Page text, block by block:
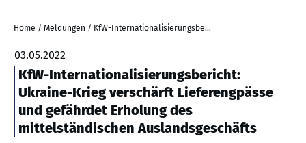
Home / Meldungen / KfW-Internationalisierungsbericht: Ukraine-Krieg verschärft Lieferengpässe und gefährdet Erholung des mittelständischen Auslandsgeschäfts
03.05.2022
KfW-Internationalisierungsbericht:
Ukraine-Krieg verschärft Lieferengpässe
und gefährdet Erholung des
mittelständischen Auslandsgeschäfts